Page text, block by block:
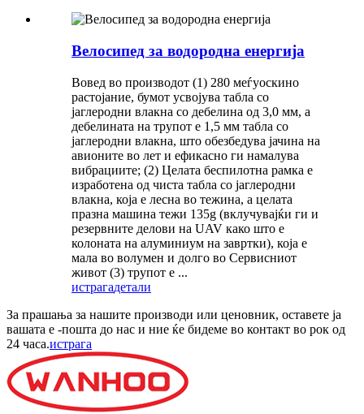
Велосипед за водородна енергија
Вовед во производот (1) 280 меѓуоскино
растојание, бумот усвојува табла со
јаглеродни влакна со дебелина од 3,0 мм, а
дебелината на трупот е 1,5 мм табла со
јаглеродни влакна, што обезбедува јачина на
авионите во лет и ефикасно ги намалува
вибрациите; (2) Целата беспилотна рамка е
изработена од чиста табла со јаглеродни
влакна, која е лесна во тежина, а целата
празна машина тежи 135g (вклучувајќи ги и
резервните делови на UAV како што е
колоната на алуминиум на завртки), која е
мала во волумен и долго во Сервисниот
живот (3) трупот е ...
истрагадетали
За прашања за нашите производи или ценовник, оставете ја
вашата е -пошта до нас и ние ќе бидеме во контакт во рок од
24 часа.истрага